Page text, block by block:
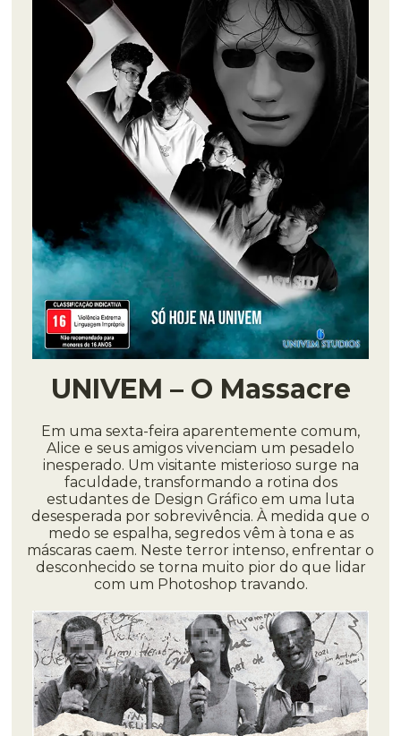
UNIVEM – O Massacre
Em uma sexta-feira aparentemente comum,
Alice e seus amigos vivenciam um pesadelo
inesperado. Um visitante misterioso surge na
faculdade, transformando a rotina dos
estudantes de Design Gráfico em uma luta
desesperada por sobrevivência. À medida que o
medo se espalha, segredos vêm à tona e as
máscaras caem. Neste terror intenso, enfrentar o
desconhecido se torna muito pior do que lidar
com um Photoshop travando.